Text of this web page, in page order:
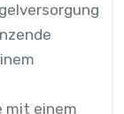
mit einem